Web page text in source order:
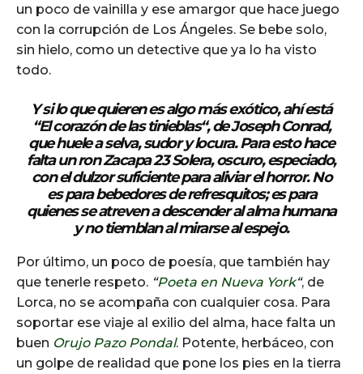
un poco de vainilla y ese amargor que hace juego
con la corrupción de Los Ángeles. Se bebe solo,
sin hielo, como un detective que ya lo ha visto
todo.
Y si lo que quieren es algo más exótico, ahí está
“El corazón de las tinieblas“, de Joseph Conrad,
que huele a selva, sudor y locura. Para esto hace
falta un ron Zacapa 23 Solera, oscuro, especiado,
con el dulzor suficiente para aliviar el horror. No
es para bebedores de refresquitos; es para
quienes se atreven a descender al alma humana
y no tiemblan al mirarse al espejo.
Por último, un poco de poesía, que también hay
que tenerle respeto. “Poeta en Nueva York“, de
Lorca, no se acompaña con cualquier cosa. Para
soportar ese viaje al exilio del alma, hace falta un
buen Orujo Pazo Pondal. Potente, herbáceo, con
un golpe de realidad que pone los pies en la tierra